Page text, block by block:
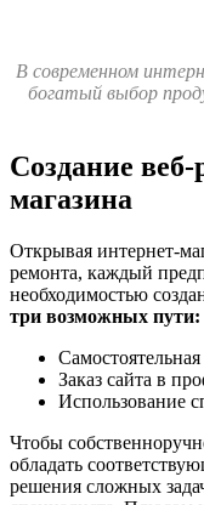
В современном
богатый выбор
Создание веб-
магазина
Открывая интернет-
ремонта, каждый
необходимостью
три возможных пути:
Самостоятельная
Заказ сайта в
Использование
Чтобы
обладать
решения сложных